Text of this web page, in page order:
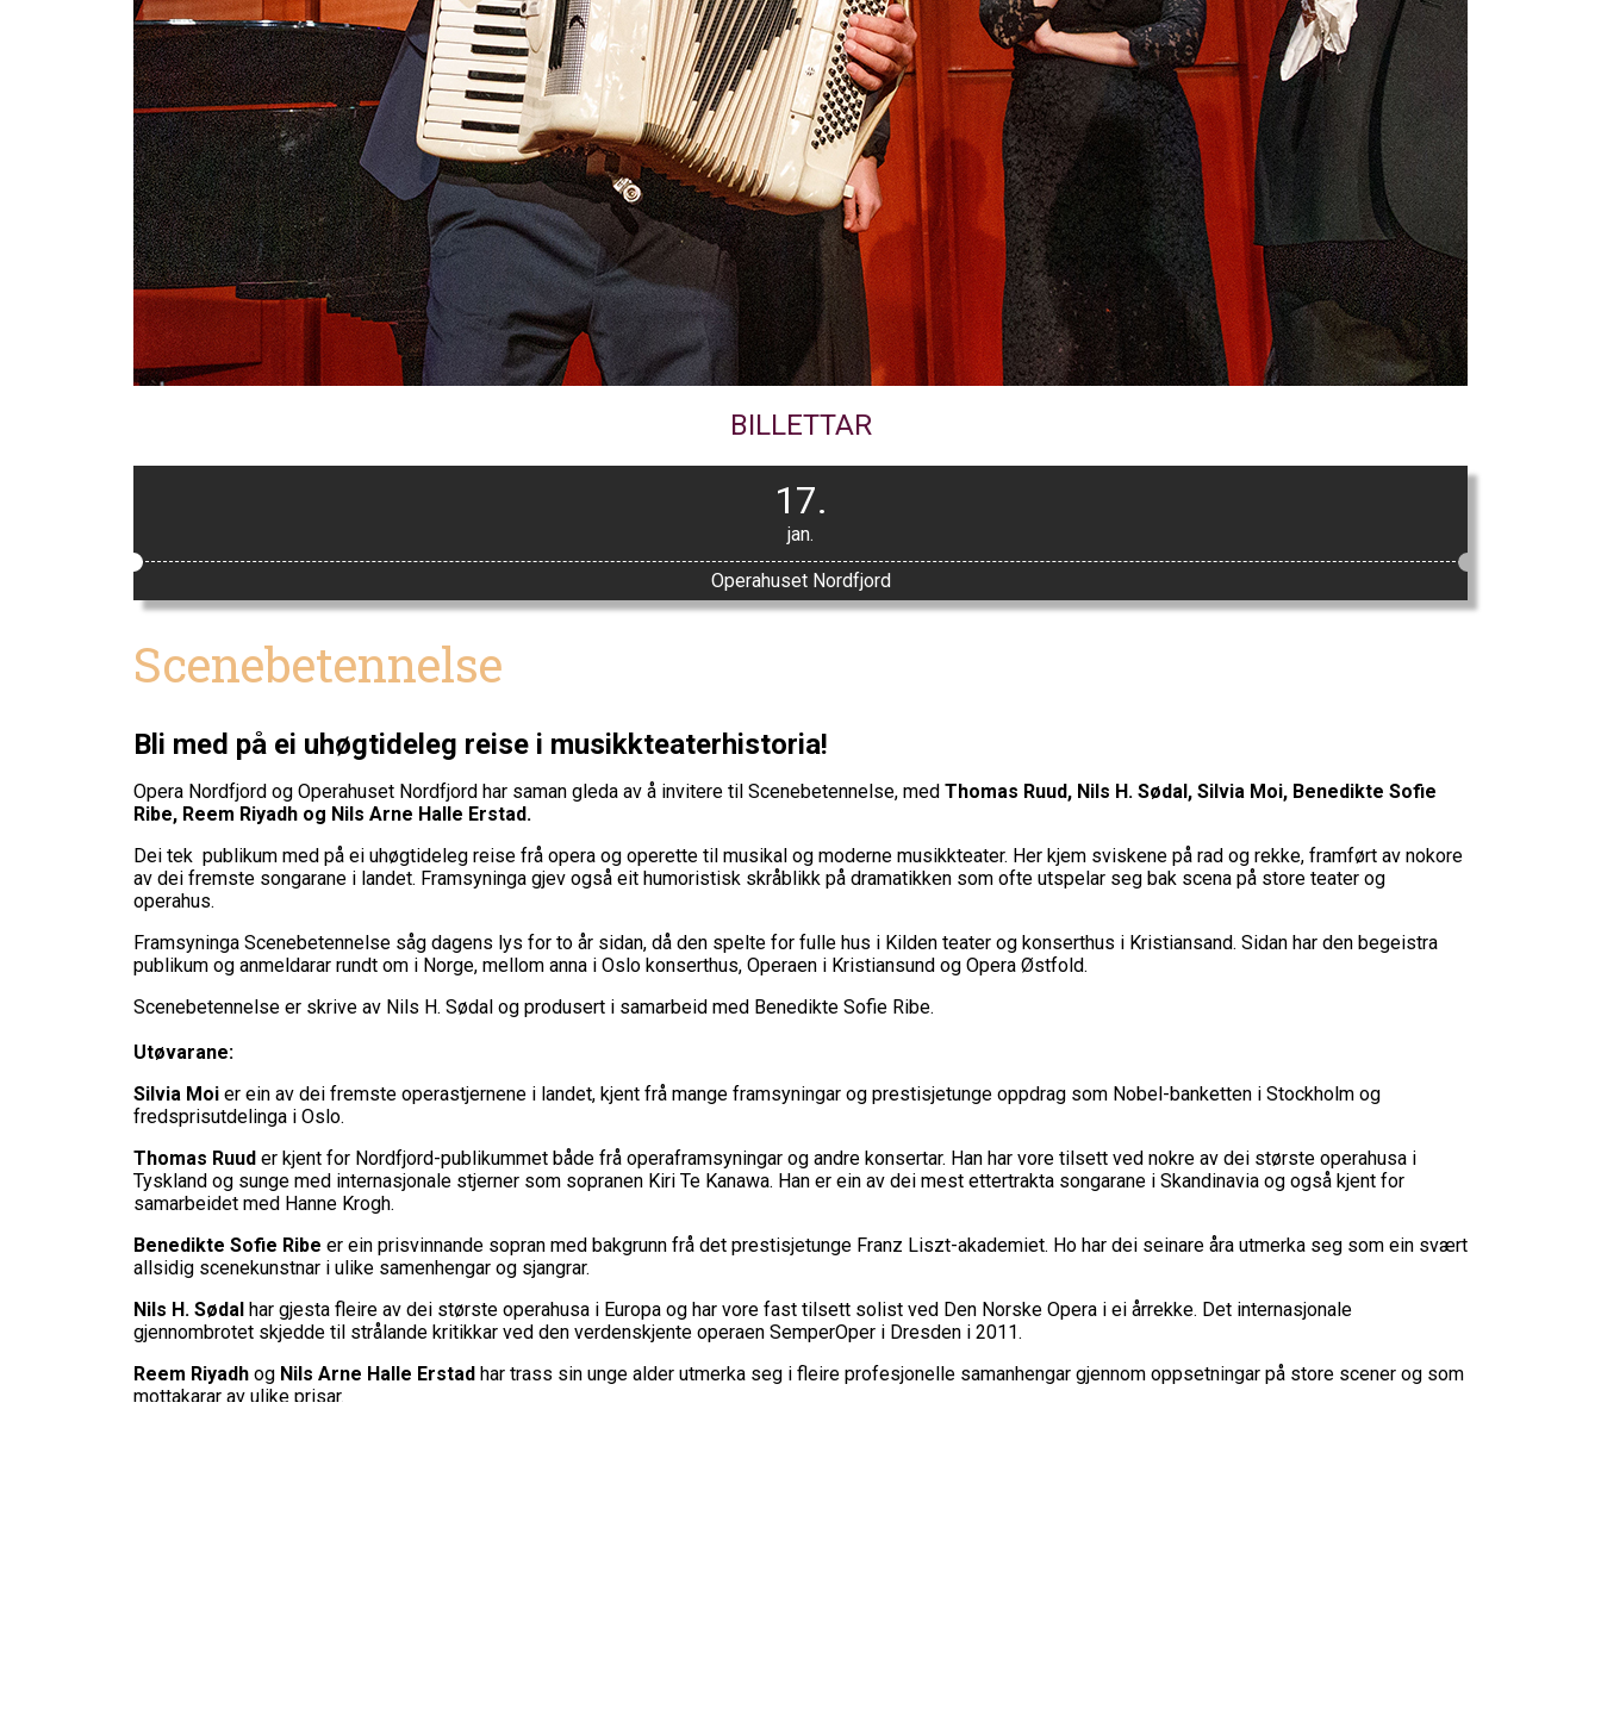
BILLETTAR
17.
jan.
Operahuset Nordfjord
Scenebetennelse
Bli med på ei uhøgtideleg reise i musikkteaterhistoria!
Opera Nordfjord og Operahuset Nordfjord har saman gleda av å invitere til Scenebetennelse, med Thomas Ruud, Nils H. Sødal, Silvia Moi, Benedikte Sofie
Ribe, Reem Riyadh og Nils Arne Halle Erstad.
Dei tek publikum med på ei uhøgtideleg reise frå opera og operette til musikal og moderne musikkteater. Her kjem sviskene på rad og rekke, framført av nokore
av dei fremste songarane i landet. Framsyninga gjev også eit humoristisk skråblikk på dramatikken som ofte utspelar seg bak scena på store teater og
operahus.
Framsyninga Scenebetennelse såg dagens lys for to år sidan, då den spelte for fulle hus i Kilden teater og konserthus i Kristiansand. Sidan har den begeistra
publikum og anmeldarar rundt om i Norge, mellom anna i Oslo konserthus, Operaen i Kristiansund og Opera Østfold.
Scenebetennelse er skrive av Nils H. Sødal og produsert i samarbeid med Benedikte Sofie Ribe.
Utøvarane:
Silvia Moi er ein av dei fremste operastjernene i landet, kjent frå mange framsyningar og prestisjetunge oppdrag som Nobel-banketten i Stockholm og
fredsprisutdelinga i Oslo.
Thomas Ruud er kjent for Nordfjord-publikummet både frå operaframsyningar og andre konsertar. Han har vore tilsett ved nokre av dei største operahusa i
Tyskland og sunge med internasjonale stjerner som sopranen Kiri Te Kanawa. Han er ein av dei mest ettertrakta songarane i Skandinavia og også kjent for
samarbeidet med Hanne Krogh.
Benedikte Sofie Ribe er ein prisvinnande sopran med bakgrunn frå det prestisjetunge Franz Liszt-akademiet. Ho har dei seinare åra utmerka seg som ein svært
allsidig scenekunstnar i ulike samenhengar og sjangrar.
Nils H. Sødal har gjesta fleire av dei største operahusa i Europa og har vore fast tilsett solist ved Den Norske Opera i ei årrekke. Det internasjonale
gjennombrotet skjedde til strålande kritikkar ved den verdenskjente operaen SemperOper i Dresden i 2011.
Reem Riyadh og Nils Arne Halle Erstad har trass sin unge alder utmerka seg i fleire profesjonelle samanhengar gjennom oppsetningar på store scener og som
mottakarar av ulike prisar.